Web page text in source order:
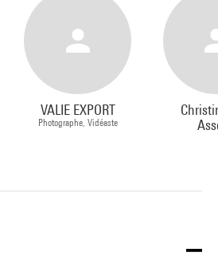
VALIE EXPORT
Photographe, Vidéaste